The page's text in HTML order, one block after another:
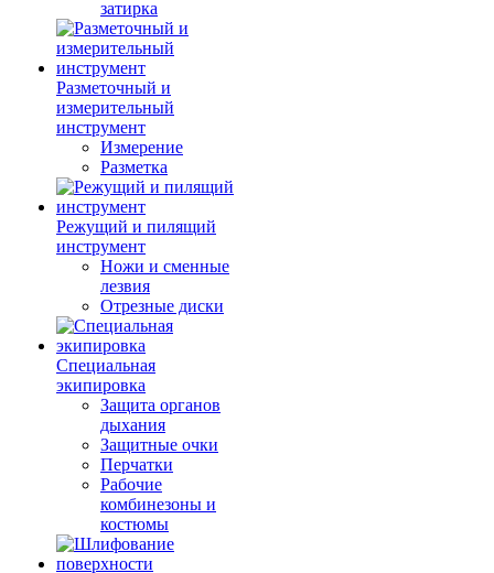
затирка
Разметочный и
измерительный
инструмент
Измерение
Разметка
Режущий и пилящий
инструмент
Ножи и сменные
лезвия
Отрезные диски
Специальная
экипировка
Защита органов
дыхания
Защитные очки
Перчатки
Рабочие
комбинезоны и
костюмы